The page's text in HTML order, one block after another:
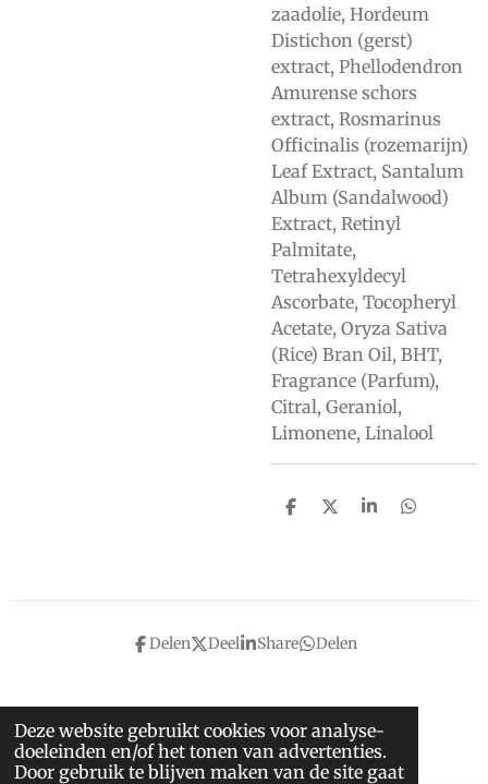
Deze website gebruikt cookies voor analyse-
doeleinden en/of het tonen van advertenties.
Door gebruik te blijven maken van de site gaat
zaadolie, Hordeum
Distichon (gerst)
extract, Phellodendron
Amurense schors
extract, Rosmarinus
Officinalis (rozemarijn)
Leaf Extract, Santalum
Album (Sandalwood)
Extract, Retinyl
Palmitate,
Tetrahexyldecyl
Ascorbate, Tocopheryl
Acetate, Oryza Sativa
(Rice) Bran Oil, BHT,
Fragrance (Parfum),
Citral, Geraniol,
Limonene, Linalool
D
D
S
D
Delen Deel Share Delen